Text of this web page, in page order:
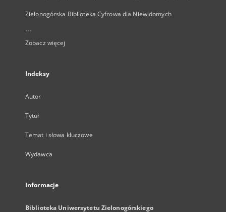
Zielonogórska Biblioteka Cyfrowa dla Niewidomych
...
Zobacz więcej
Indeksy
Autor
Tytuł
Temat i słowa kluczowe
Wydawca
Informacje
Biblioteka Uniwersytetu Zielonogórskiego